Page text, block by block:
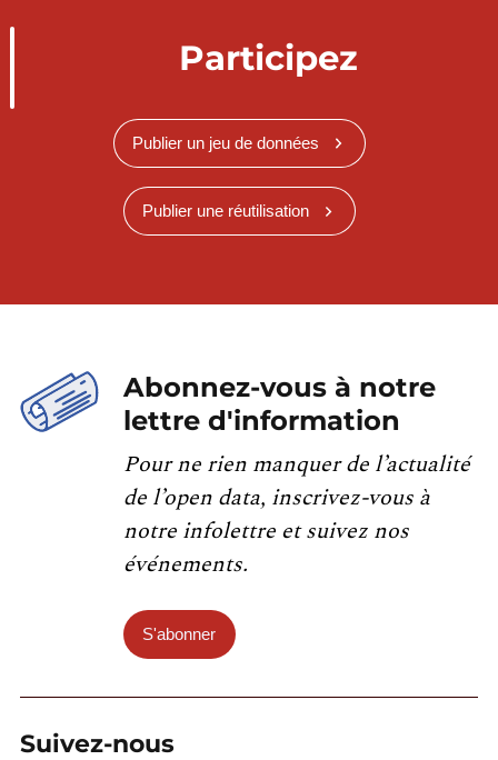
Participez
Publier un jeu de données
Publier une réutilisation
Abonnez-vous à notre
lettre d'information
Pour ne rien manquer de l’actualité
de l’open data, inscrivez-vous à
notre infolettre et suivez nos
événements.
S'abonner
Suivez-nous